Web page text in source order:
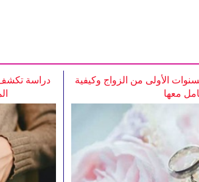
دراسة
الأولى من الزواج وكيفية
معها